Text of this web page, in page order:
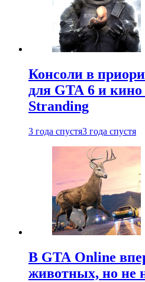
Консоли в
для GTA 6 и кино
Stranding
3 года спустя3 года спустя
В GTA Online
животных, но не